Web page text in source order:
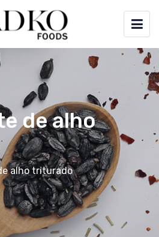
de alho
alho triturado